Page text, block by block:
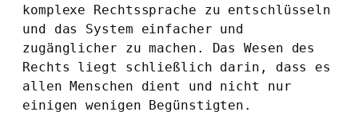
komplexe Rechtssprache zu entschlüsseln
und das System einfacher und
zugänglicher zu machen. Das Wesen des
Rechts liegt schließlich darin, dass es
allen Menschen dient und nicht nur
einigen wenigen Begünstigten.